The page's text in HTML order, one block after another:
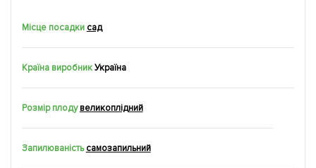
Місце посадки сад
Країна виробник Україна
Розмір плодувеликоплідний
Запилюваність самозапильний